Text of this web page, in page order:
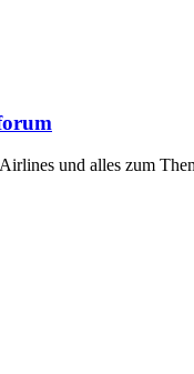
und alles zum